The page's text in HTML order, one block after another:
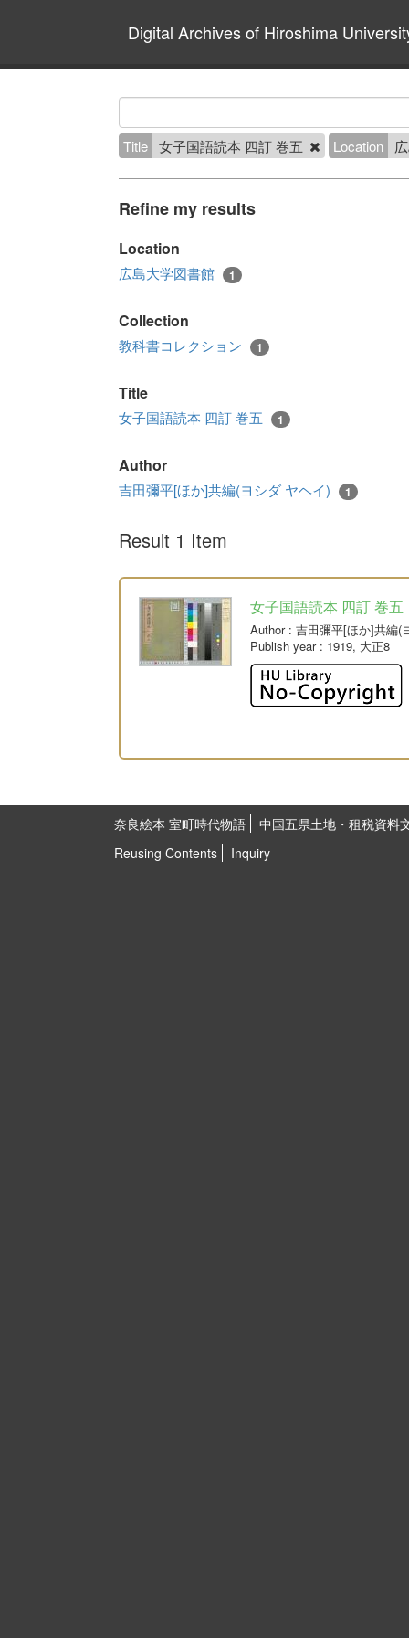
Digital Archives of Hiroshima
Title 女子国語読本 四訂 巻五 Location
Refine my results
Location
広島大学図書館 1
Collection
教科書コレクション 1
Title
女子国語読本 四訂 巻五 1
Author
吉田彌平[ほか]共編(ヨシダ ヤヘイ) 1
Result 1 Item
女子国語読本 四訂 巻五
Author: 吉田彌平[ほか]共編
Publish year: 1919, 大正8
奈良絵本 室町時代物語
中国五県土地・租税資料
Reusing Contents
Inquiry